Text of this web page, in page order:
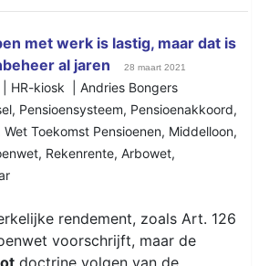
met werk is lastig, maar dat is
al jaren
28 maart 2021
HR-kiosk | Andries Bongers
, Pensioensysteem, Pensioenakkoord,
Wet Toekomst Pensioenen, Middelloon,
, Rekenrente, Arbowet,
rendement, zoals Art. 126
voorschrijft, maar de
doctrine volgen van de